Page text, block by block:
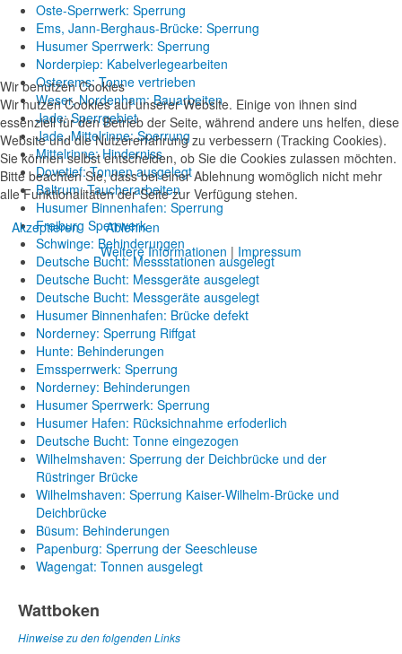
Oste-Sperrwerk: Sperrung
Ems, Jann-Berghaus-Brücke: Sperrung
Husumer Sperrwerk: Sperrung
Norderpiep: Kabelverlegearbeiten
Osterems: Tonne vertrieben
Weser, Nordenham: Bauarbeiten
Jade: Sperrgebiet
Jade, Mittelrinne: Sperrung
Mittelrinne: Hinderniss
Dovetief: Tonnen ausgelegt
Baltrum: Taucherarbeiten
Husumer Binnenhafen: Sperrung
Freiburg Sperrwerk
Schwinge: Behinderungen
Deutsche Bucht: Messstationen ausgelegt
Deutsche Bucht: Messgeräte ausgelegt
Deutsche Bucht: Messgeräte ausgelegt
Husumer Binnenhafen: Brücke defekt
Norderney: Sperrung Riffgat
Hunte: Behinderungen
Emssperrwerk: Sperrung
Norderney: Behinderungen
Husumer Sperrwerk: Sperrung
Husumer Hafen: Rücksichnahme erfoderlich
Deutsche Bucht: Tonne eingezogen
Wilhelmshaven: Sperrung der Deichbrücke und der
Rüstringer Brücke
Wilhelmshaven: Sperrung Kaiser-Wilhelm-Brücke und
Deichbrücke
Büsum: Behinderungen
Papenburg: Sperrung der Seeschleuse
Wagengat: Tonnen ausgelegt
Wattboken
Hinweise zu den folgenden Links
Wir benutzen Cookies
Wir nutzen Cookies auf unserer Website. Einige von ihnen sind
essenziell für den Betrieb der Seite, während andere uns helfen, diese
Website und die Nutzererfahrung zu verbessern (Tracking Cookies).
Sie können selbst entscheiden, ob Sie die Cookies zulassen möchten.
Bitte beachten Sie, dass bei einer Ablehnung womöglich nicht mehr
alle Funktionalitäten der Seite zur Verfügung stehen.
Akzeptieren
Ablehnen
Weitere Informationen | Impressum